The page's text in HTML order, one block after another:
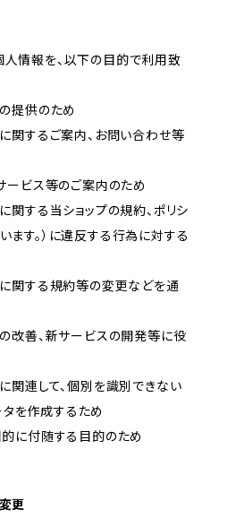
人情報を、以下の目的で利用致
の提供のため
に関するご案内、お問い合わせ等
サービス等のご案内のため
関する当ショップの規約、ポリシ
ます。）に違反する行為に対する
に関する規約等の変更などを通
の改善、新サービスの開発等に役
に関連して、個別を識別できない
を作成するため
的に付随する目的のため
更